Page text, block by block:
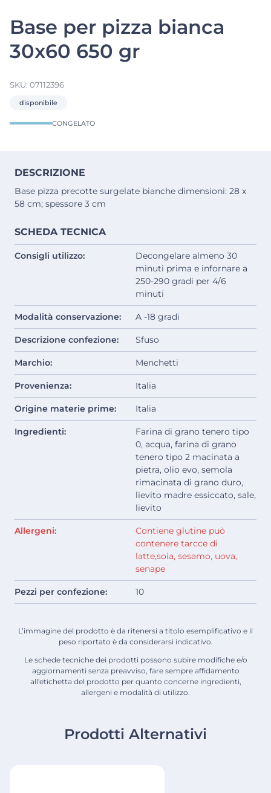
Base per pizza bianca
30x60 650 gr
SKU: 07112396
disponibile
CONGELATO
DESCRIZIONE
Base pizza precotte surgelate bianche dimensioni: 28 x
58 cm; spessore 3 cm
SCHEDA TECNICA
Consigli utilizzo:
Decongelare almeno 30
minuti prima e infornare a
250-290 gradi per 4/6
minuti
Modalità conservazione: A -18 gradi
Descrizione confezione: Sfuso
Marchio: Menchetti
Provenienza: Italia
Origine materie prime: Italia
Ingredienti:
Farina di grano tenero tipo
0, acqua, farina di grano
tenero tipo 2 macinata a
pietra, olio evo, semola
rimacinata di grano duro,
lievito madre essiccato, sale,
lievito
Allergeni:
Contiene glutine può
contenere tarcce di
latte,soia, sesamo, uova,
senape
Pezzi per confezione: 10
L’immagine del prodotto è da ritenersi a titolo esemplificativo e il
peso riportato è da considerarsi indicativo.
Le schede tecniche dei prodotti possono subire modifiche e/o
aggiornamenti senza preavviso, fare sempre affidamento
all'etichetta del prodotto per quanto concerne ingredienti,
allergeni e modalità di utilizzo.
Prodotti Alternativi